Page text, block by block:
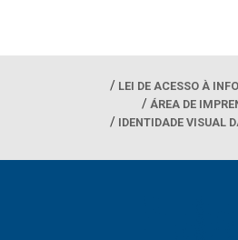
LEI DE ACESSO À
ÁREA DE
IDENTIDADE VISUAL